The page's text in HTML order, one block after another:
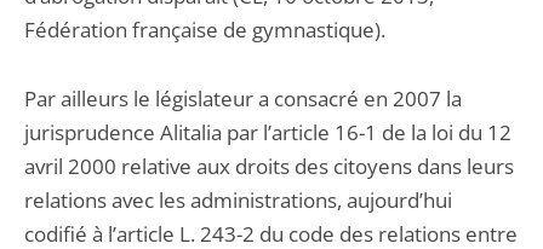
Fédération française de gymnastique).
Par ailleurs le législateur a consacré en 2007 la
jurisprudence Alitalia par l’article 16-1 de la loi du 12
avril 2000 relative aux droits des citoyens dans leurs
relations avec les administrations, aujourd’hui
codifié à l’article L. 243-2 du code des relations entre